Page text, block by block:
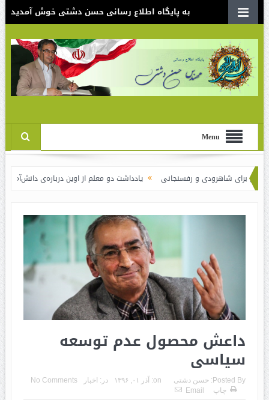
به پایگاه اطلاع رسانی حسن دشتی خوش آمدید
Menu
و رفسنجانی یادداشت دو معلم از اوین درباره‌ی دانش‌آموزانی که سوختند
داعش محصول عدم توسعه
سیاسی
Posted By: حسن دشتی on: آذر ۰۱, ۱۳۹۶ در: اخبار
No Comments
چاپ
Email